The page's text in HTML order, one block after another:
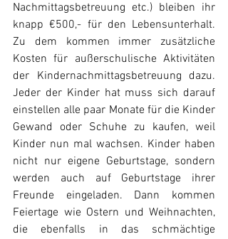
Nachmittagsbetreuung etc.) bleiben ihr
knapp €500,- für den Lebensunterhalt.
Zu dem kommen immer zusätzliche
Kosten für außerschulische Aktivitäten
der Kindernachmittagsbetreuung dazu.
Jeder der Kinder hat muss sich darauf
einstellen alle paar Monate für die Kinder
Gewand oder Schuhe zu kaufen, weil
Kinder nun mal wachsen. Kinder haben
nicht nur eigene Geburtstage, sondern
werden auch auf Geburtstage ihrer
Freunde eingeladen. Dann kommen
Feiertage wie Ostern und Weihnachten,
die ebenfalls in das schmächtige